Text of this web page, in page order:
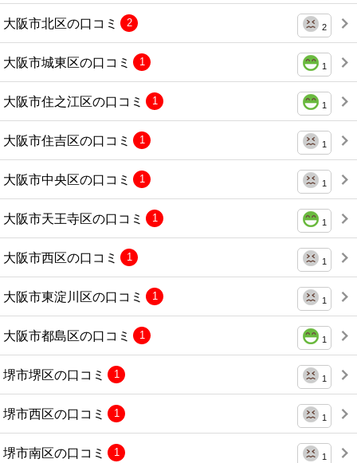
大阪市北区の口コミ 2
2
大阪市城東区の口コミ 1
1
大阪市住之江区の口コミ 1
1
大阪市住吉区の口コミ 1
1
大阪市中央区の口コミ 1
1
大阪市天王寺区の口コミ 1
1
大阪市西区の口コミ 1
1
大阪市東淀川区の口コミ 1
1
大阪市都島区の口コミ 1
1
堺市堺区の口コミ 1
1
堺市西区の口コミ 1
1
堺市南区の口コミ 1
1